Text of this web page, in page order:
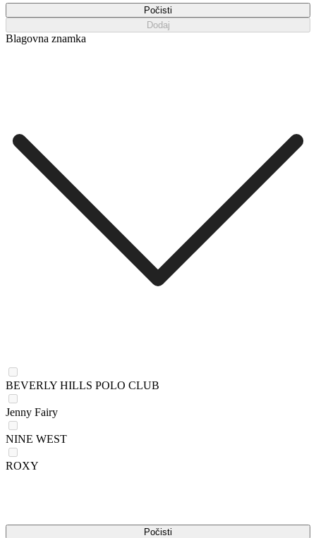
Počisti
Dodaj
Blagovna znamka
BEVERLY HILLS POLO CLUB
Jenny Fairy
NINE WEST
ROXY
Počisti